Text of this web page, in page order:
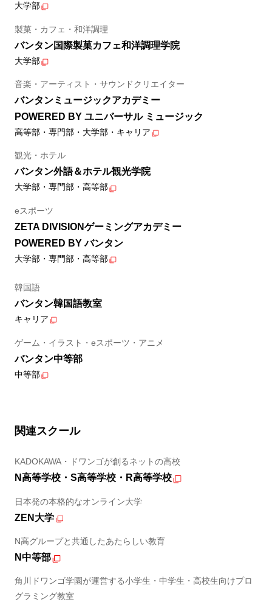
大学部
製菓・カフェ・和洋調理
バンタン国際製菓カフェ和洋調理学院
大学部
音楽・アーティスト・サウンドクリエイター
バンタンミュージックアカデミー
POWERED BY ユニバーサル ミュージック
高等部・専門部・大学部・キャリア
観光・ホテル
バンタン外語＆ホテル観光学院
大学部・専門部・高等部
eスポーツ
ZETA DIVISIONゲーミングアカデミー
POWERED BY バンタン
大学部・専門部・高等部
韓国語
バンタン韓国語教室
キャリア
ゲーム・イラスト・eスポーツ・アニメ
バンタン中等部
中等部
関連スクール
KADOKAWA・ドワンゴが創るネットの高校
N高等学校・S高等学校・R高等学校
日本発の本格的なオンライン大学
ZEN大学
N高グループと共通したあたらしい教育
N中等部
角川ドワンゴ学園が運営する小学生・中学生・高校生向けプロ
グラミング教室